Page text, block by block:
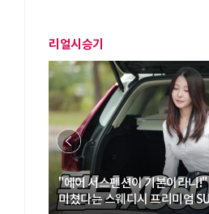
리얼시승기
"에어 서스펜션이 기본이라니!"
미쳤다는 스웨디시 프리미엄